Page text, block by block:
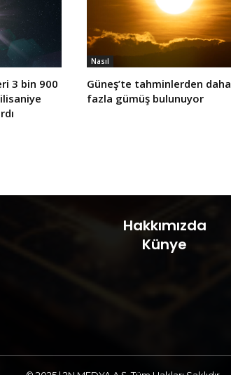
3 bin 900
Nasıl
Güneş’te tahminlerden daha
fazla gümüş bulunuyor
Hakkımızda
Künye